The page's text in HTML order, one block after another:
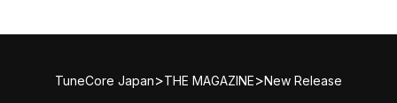
TuneCore Japan>THE MAGAZINE>New Release